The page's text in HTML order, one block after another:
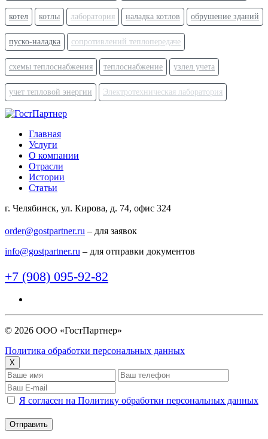
котел котлы лаборатория наладка котлов обрушение зданий
пуско-наладка сопротивлений теплопередаче
схемы теплоснабжения теплоснабжение узлел учета
учет тепловой энергии Электротехническая лаборатория
Главная
Услуги
О компании
Отрасли
Истории
Статьи
г. Челябинск, ул. Кирова, д. 74, офис 324
order@gostpartner.ru – для заявок
info@gostpartner.ru – для отправки документов
+7 (908) 095-92-82
© 2026 ООО «ГостПартнер»
Политика обработки персональных данных
X
Я согласен на Политику обработки персональных данных